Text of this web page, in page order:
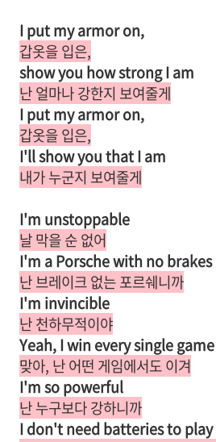
I put my armor on,
갑옷을 입은,
show you how strong I am
난 얼마나 강한지 보여줄게
I put my armor on,
갑옷을 입은,
I'll show you that I am
내가 누군지 보여줄게
I'm unstoppable
날 막을 순 없어
I'm a Porsche with no brakes
난 브레이크 없는 포르쉐니까
I'm invincible
난 천하무적이야
Yeah, I win every single game
맞아, 난 어떤 게임에서도 이겨
I'm so powerful
난 누구보다 강하니까
I don't need batteries to play